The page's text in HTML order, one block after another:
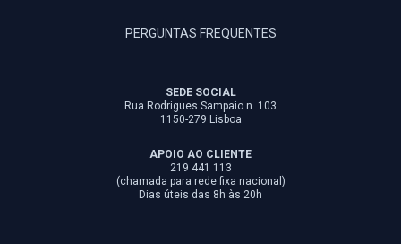
PERGUNTAS FREQUENTES
SEDE SOCIAL
Rua Rodrigues Sampaio n. 103
1150-279 Lisboa
APOIO AO CLIENTE
219 441 113
(chamada para rede fixa nacional)
Dias úteis das 8h às 20h